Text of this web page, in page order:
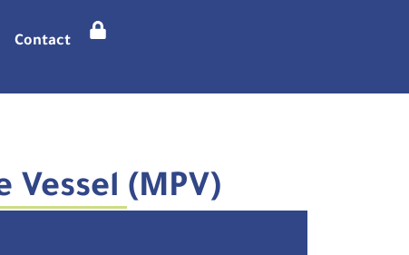
Contact
Vessel (MPV)